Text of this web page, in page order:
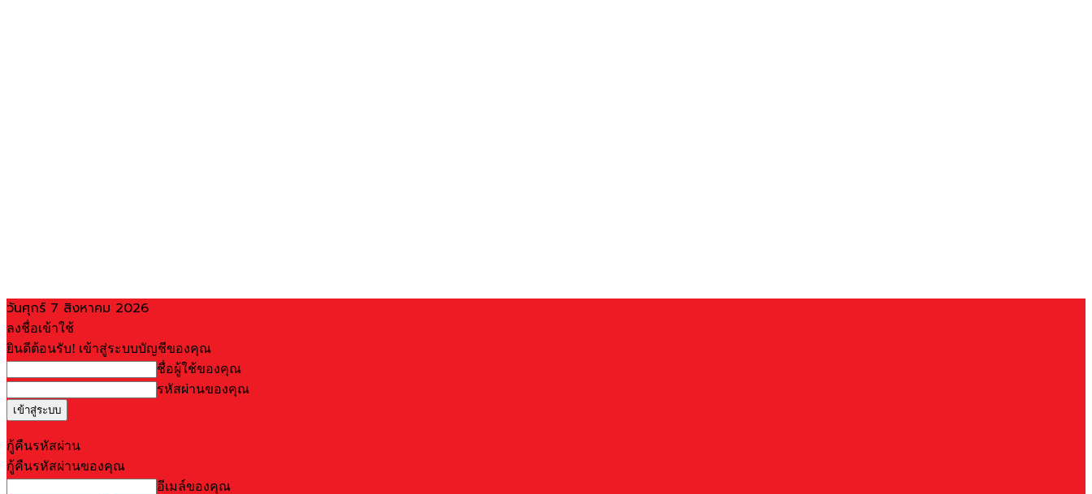
วันศุกร์ 7 สิงหาคม 2026
ลงชื่อเข้าใช้
ยินดีต้อนรับ! เข้าสู่ระบบบัญชีของคุณ
ชื่อผู้ใช้ของคุณ
รหัสผ่านของคุณ
กู้คืนรหัสผ่าน
กู้คืนรหัสผ่านของคุณ
อีเมล์ของคุณ